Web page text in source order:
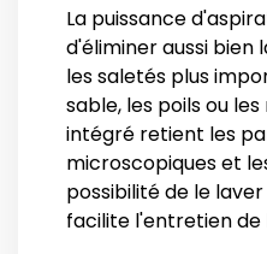
La puissance
d'éliminer aussi bien
les saletés plus
sable, les poils ou
intégré retient les
microscopiques et
possibilité de le
facilite l'entretien de